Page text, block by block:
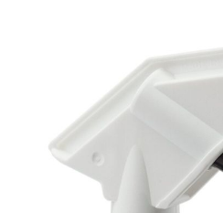
images